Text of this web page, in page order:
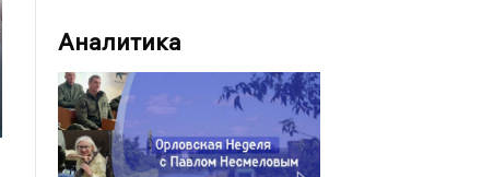
Аналитика